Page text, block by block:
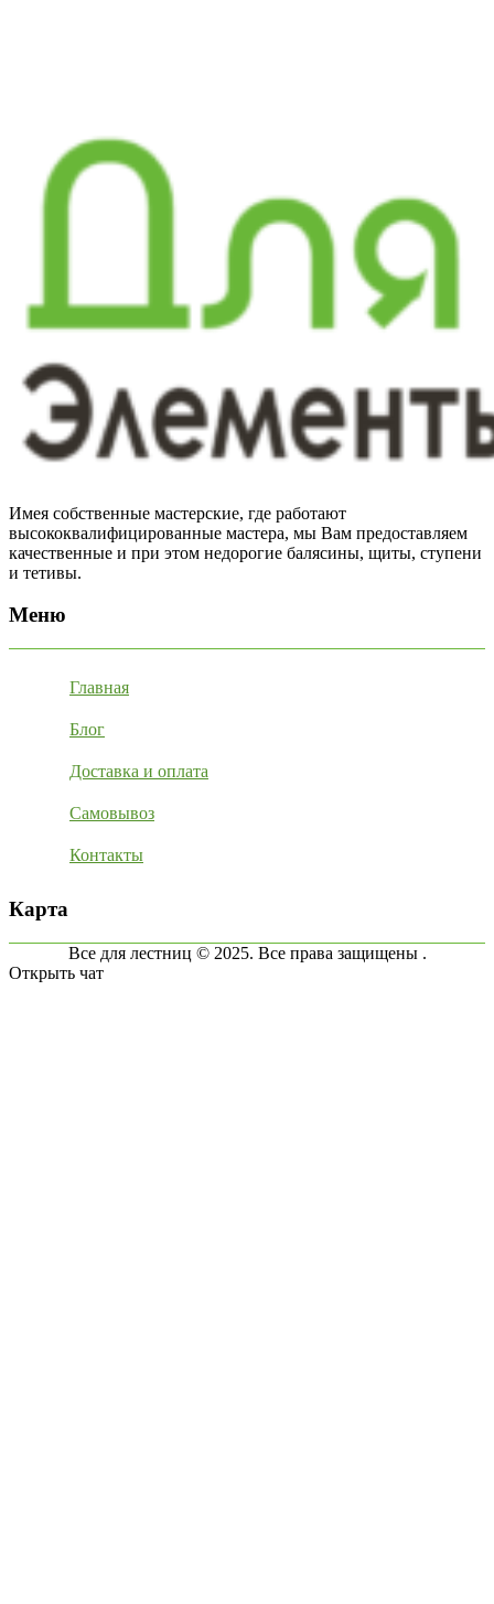
Имея собственные мастерские, где работают
высококвалифицированные мастера, мы Вам предоставляем
качественные и при этом недорогие балясины, щиты, ступени
и тетивы.
Меню
Главная
Блог
Доставка и оплата
Самовывоз
Контакты
Карта
Все для лестниц © 2025. Все права защищены .
Открыть чат